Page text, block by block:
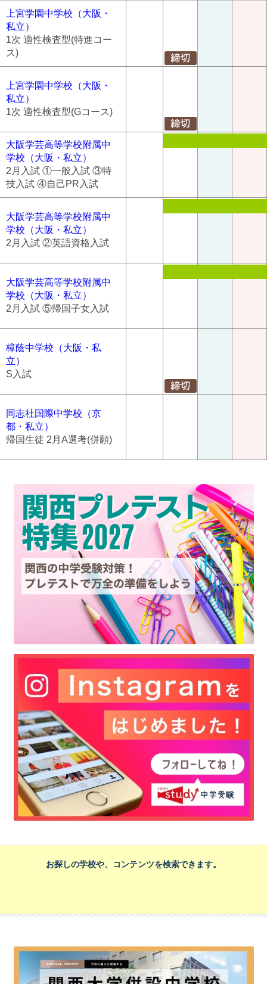
上宮学園中学校（大阪・
私立）
1次 適性検査型(特進コー
ス)
上宮学園中学校（大阪・
私立）
1次 適性検査型(Gコース)
大阪学芸高等学校附属中
学校（大阪・私立）
2月入試 ①一般入試 ③特
技入試 ④自己PR入試
大阪学芸高等学校附属中
学校（大阪・私立）
2月入試 ②英語資格入試
大阪学芸高等学校附属中
学校（大阪・私立）
2月入試 ⑤帰国子女入試
樟蔭中学校（大阪・私
立）
S入試
同志社国際中学校（京
都・私立）
帰国生徒 2月A選考(併願)
お探しの学校や、コンテンツを検索できます。